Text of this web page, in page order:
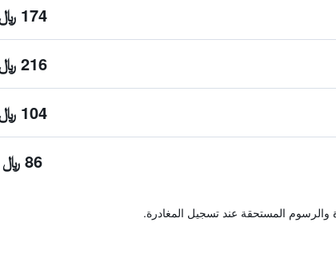
174 ﷼
216 ﷼
104 ﷼
86 ﷼
المستحقة عند تسجيل المغادرة.